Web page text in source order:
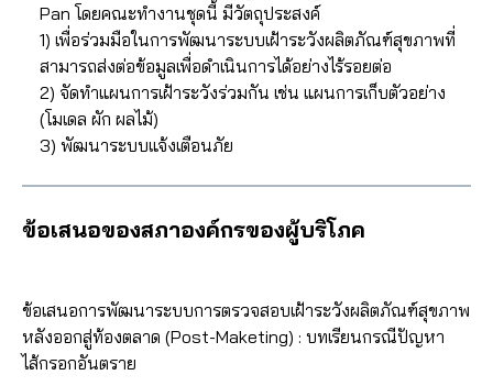
Pan โดยคณะทำงานชุดนี้ มีวัตถุประสงค์
1) เพื่อร่วมมือในการพัฒนาระบบเฝ้าระวังผลิตภัณฑ์สุขภาพที่
สามารถส่งต่อข้อมูลเพื่อดำเนินการได้อย่างไร้รอยต่อ
2) จัดทำแผนการเฝ้าระวังร่วมกัน เช่น แผนการเก็บตัวอย่าง
(โมเดล ผัก ผลไม้)
3) พัฒนาระบบแจ้งเตือนภัย
ข้อเสนอของสภาองค์กรของผู้บริโภค
ข้อเสนอการพัฒนาระบบการตรวจสอบเฝ้าระวังผลิตภัณฑ์สุขภาพ
หลังออกสู่ท้องตลาด (Post-Maketing) : บทเรียนกรณีปัญหา
ไส้กรอกอันตราย